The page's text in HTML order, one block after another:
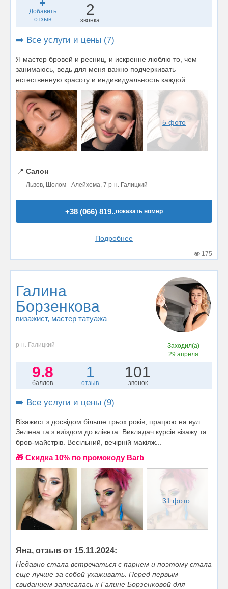
Добавить
отзыв
2
звонка
➡️ Все услуги и цены (7)
Я мастер бровей и ресниц, и искренне люблю то, чем
занимаюсь, ведь для меня важно подчеркивать
естественную красоту и индивидуальность каждой...
5 фото
📍 Салон
Львов, Шолом - Алейхема, 7 р-н. Галицкий
+38 (066) 819..показать номер
Подробнее
175
Галина
Борзенкова
визажист, мастер татуажа
р-н. Галицкий
Заходил(а)
29 апреля
9.8
баллов
1
отзыв
101
звонок
➡️ Все услуги и цены (9)
Візажист з досвідом більше трьох років, працюю на вул.
Зелена та з виїздом до клієнта. Викладач курсів візажу та
бров-майстрів. Весільний, вечірній макіяж...
🎁 Cкидка 10% по промокоду Barb
31 фото
Яна, отзыв от 15.11.2024:
Недавно стала встречаться с парнем и поэтому стала
еще лучше за собой ухаживать. Перед первым
свиданием записалась к Галине Борзенковой для